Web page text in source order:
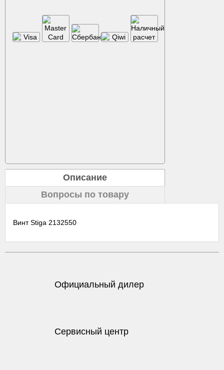
Описание
Вопросы по товару
Винт Stiga 2132550
Официальный дилер
Сервисный центр